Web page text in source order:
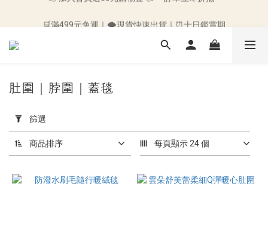
🛒滿499元免運｜🌪️現貨快速出貨｜⏰十日鑑賞期
用
篩
選
(0/20)
價格
肚圍｜脖圍｜蓋毯
篩選
商品排序 每頁顯示 24 個